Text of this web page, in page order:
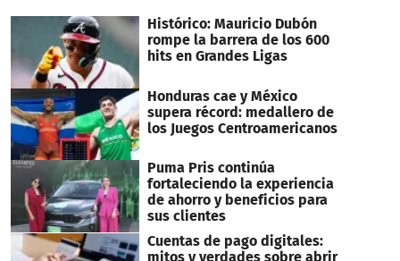
Histórico: Mauricio Dubón
rompe la barrera de los 600
hits en Grandes Ligas
Honduras cae y México
supera récord: medallero de
los Juegos Centroamericanos
Puma Pris continúa
fortaleciendo la experiencia
de ahorro y beneficios para
sus clientes
Cuentas de pago digitales:
mitos y verdades sobre abrir